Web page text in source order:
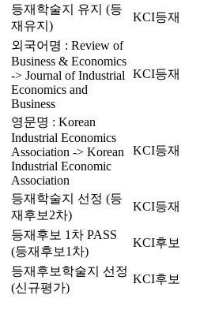
등재학술지 유지 (등
재유지)
KCI등재
외국어명 : Review of
Business & Economics
-> Journal of Industrial
Economics and
Business
KCI등재
영문명 : Korean
Industrial Economics
Association -> Korean
Industrial Economic
Association
KCI등재
등재학술지 선정 (등
재후보2차)
KCI등재
등재후보 1차 PASS
(등재후보1차)
KCI후보
등재후보학술지 선정
(신규평가)
KCI후보